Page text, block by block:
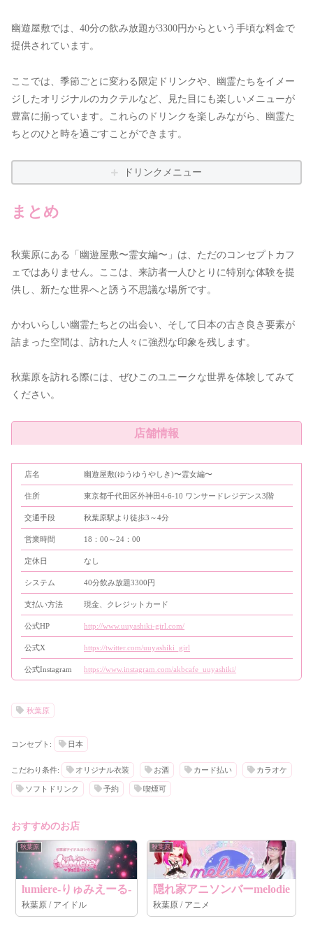
幽遊屋敷では、40分の飲み放題が3300円からという手頃な料金で
提供されています。
ここでは、季節ごとに変わる限定ドリンクや、幽霊たちをイメー
ジしたオリジナルのカクテルなど、見た目にも楽しいメニューが
豊富に揃っています。これらのドリンクを楽しみながら、幽霊た
ちとのひと時を過ごすことができます。
ドリンクメニュー
まとめ
秋葉原にある「幽遊屋敷〜霊女編〜」は、ただのコンセプトカフ
ェではありません。ここは、来訪者一人ひとりに特別な体験を提
供し、新たな世界へと誘う不思議な場所です。
かわいらしい幽霊たちとの出会い、そして日本の古き良き要素が
詰まった空間は、訪れた人々に強烈な印象を残します。
秋葉原を訪れる際には、ぜひこのユニークな世界を体験してみて
ください。
店舗情報
店名 幽遊屋敷(ゆうゆうやしき)〜霊女編〜
住所 東京都千代田区外神田4-6-10 ワンサードレジデンス3階
交通手段 秋葉原駅より徒歩3～4分
営業時間 18：00～24：00
定休日 なし
システム 40分飲み放題3300円
支払い方法 現金、クレジットカード
公式HP http://www.uuyashiki-girl.com/
公式X https://twitter.com/uuyashiki_girl
公式Instagram https://www.instagram.com/akbcafe_uuyashiki/
秋葉原
コンセプト: 日本
こだわり条件: オリジナル衣装 お酒 カード払い カラオケ
ソフトドリンク 予約 喫煙可
おすすめのお店
秋葉原
lumiere-りゅみえーる-
秋葉原 / アイドル
秋葉原
隠れ家アニソンバーmelodie
秋葉原 / アニメ